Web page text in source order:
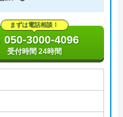
まずは電話相談！
050-3000-4096
受付時間 24時間